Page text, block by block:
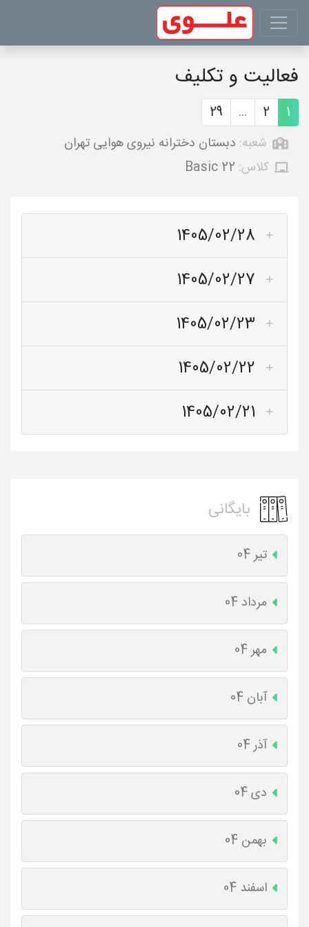
فعالیت و تکلیف
1
2
...
29
شعبه: دبستان دخترانه نیروی هوایی تهران
کلاس: Basic 22
1405/02/28
1405/02/27
1405/02/23
1405/02/22
1405/02/21
بایگانی
تیر 04
مرداد 04
مهر 04
آبان 04
آذر 04
دی 04
بهمن 04
اسفند 04